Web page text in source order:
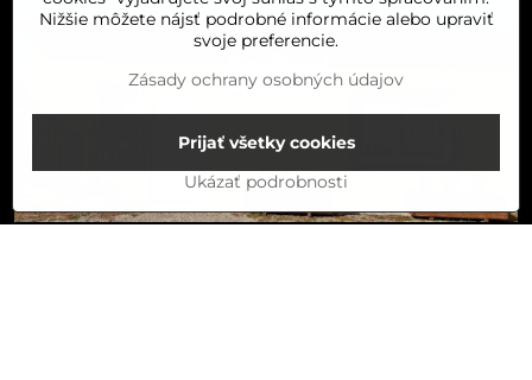
Nižšie môžete nájsť podrobné informácie alebo upraviť
svoje preferencie.
Zásady ochrany osobných údajov
Ukázať podrobnosti
Prijať všetky cookies